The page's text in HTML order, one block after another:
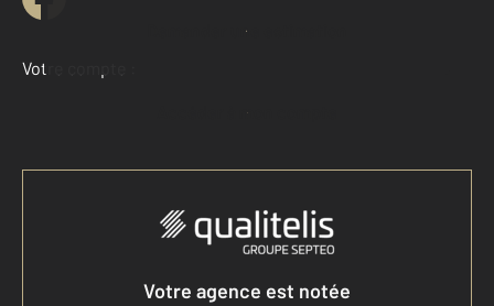
Demander une estimation
Votre compte :
Accéder à mon compte
Votre agence est notée